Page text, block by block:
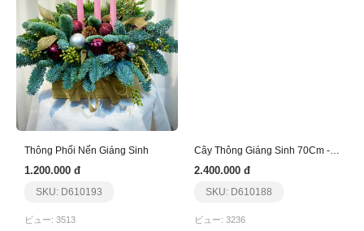
Thông Phối Nến Giáng Sinh
1.200.000 đ
SKU: D610193
ビュー: 3513
Cây Thông Giáng Sinh 70Cm - Nhập Khẩu
2.400.000 đ
SKU: D610188
ビュー: 3236